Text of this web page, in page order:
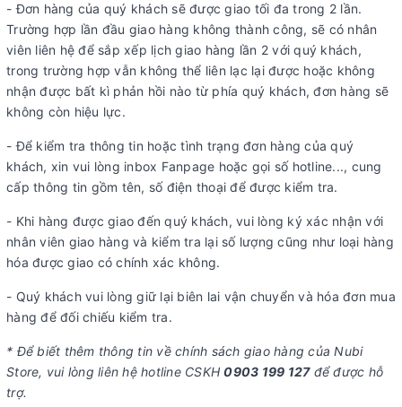
- Đơn hàng của quý khách sẽ được giao tối đa trong 2 lần.
Trường hợp lần đầu giao hàng không thành công, sẽ có nhân
viên liên hệ để sắp xếp lịch giao hàng lần 2 với quý khách,
trong trường hợp vẫn không thể liên lạc lại được hoặc không
nhận được bất kì phản hồi nào từ phía quý khách, đơn hàng sẽ
không còn hiệu lực.
- Để kiểm tra thông tin hoặc tình trạng đơn hàng của quý
khách, xin vui lòng inbox Fanpage hoặc gọi số hotline..., cung
cấp thông tin gồm tên, số điện thoại để được kiểm tra.
- Khi hàng được giao đến quý khách, vui lòng ký xác nhận với
nhân viên giao hàng và kiểm tra lại số lượng cũng như loại hàng
hóa được giao có chính xác không.
- Quý khách vui lòng giữ lại biên lai vận chuyển và hóa đơn mua
hàng để đối chiếu kiểm tra.
* Để biết thêm thông tin về chính sách giao hàng của Nubi
Store, vui lòng liên hệ hotline CSKH0903 199 127để được hỗ
trợ.